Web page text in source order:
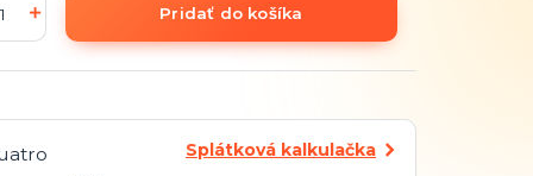
Pridať do košíka
Splátková kalkulačka